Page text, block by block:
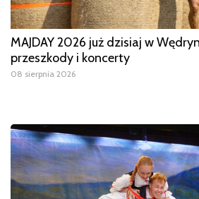
MAJDAY 2026 już dzisiaj w
przeszkody i koncerty
08 sierpnia 2026